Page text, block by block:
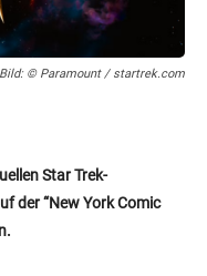
Bild: © Paramount / startrek.com
Star Trek-
der “New York Comic